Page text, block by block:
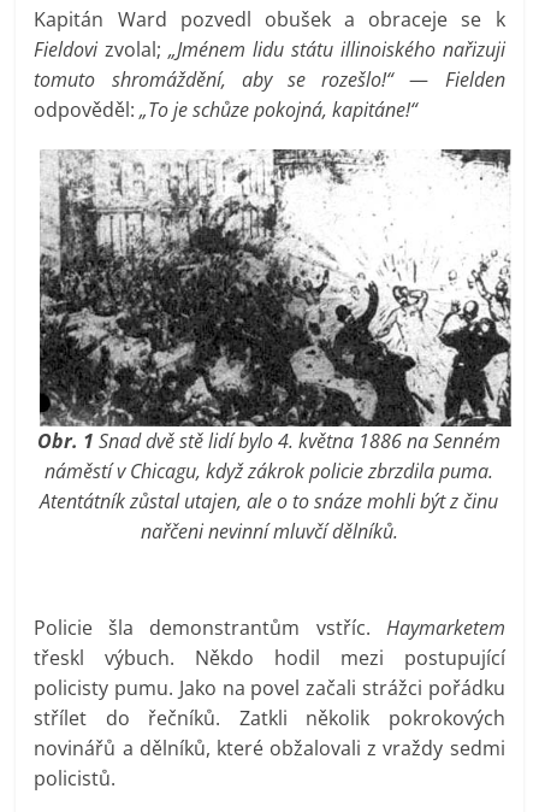
Kapitán Ward pozvedl obušek a obraceje se k
Fieldovi zvolal;„Jménem lidu státu illinoiského nařizuji
tomuto shromáždění, aby se rozešlo!“— Fielden
odpověděl:„To je schůze pokojná, kapitáne!“
Obr. 1 Snad dvě stě lidí bylo 4. května 1886 na Senném
náměstí v Chicagu, když zákrok policie zbrzdila puma.
Atentátník zůstal utajen, ale o to snáze mohli být z činu
nařčeni nevinní mluvčí dělníků.
Policie šla demonstrantům vstříc. Haymarketem
třeskl výbuch. Někdo hodil mezi postupující
policisty pumu. Jako na povel začali strážci pořádku
střílet do řečníků. Zatkli několik pokrokových
novinářů a dělníků, které obžalovali z vraždy sedmi
policistů.